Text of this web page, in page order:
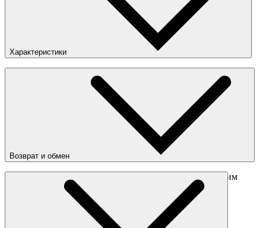
Характеристики
100% полиэстер
Возврат и обмен
Перед отправкой обмена обязательно свяжитесь с нашим
obmen@sneakerhead.ru
Подробные правила возврата товара